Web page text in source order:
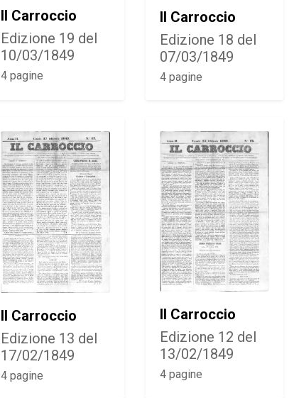
Il Carroccio
Edizione 19 del
10/03/1849
4 pagine
Il Carroccio
Edizione 18 del
07/03/1849
4 pagine
Il Carroccio
Edizione 13 del
17/02/1849
4 pagine
Il Carroccio
Edizione 12 del
13/02/1849
4 pagine